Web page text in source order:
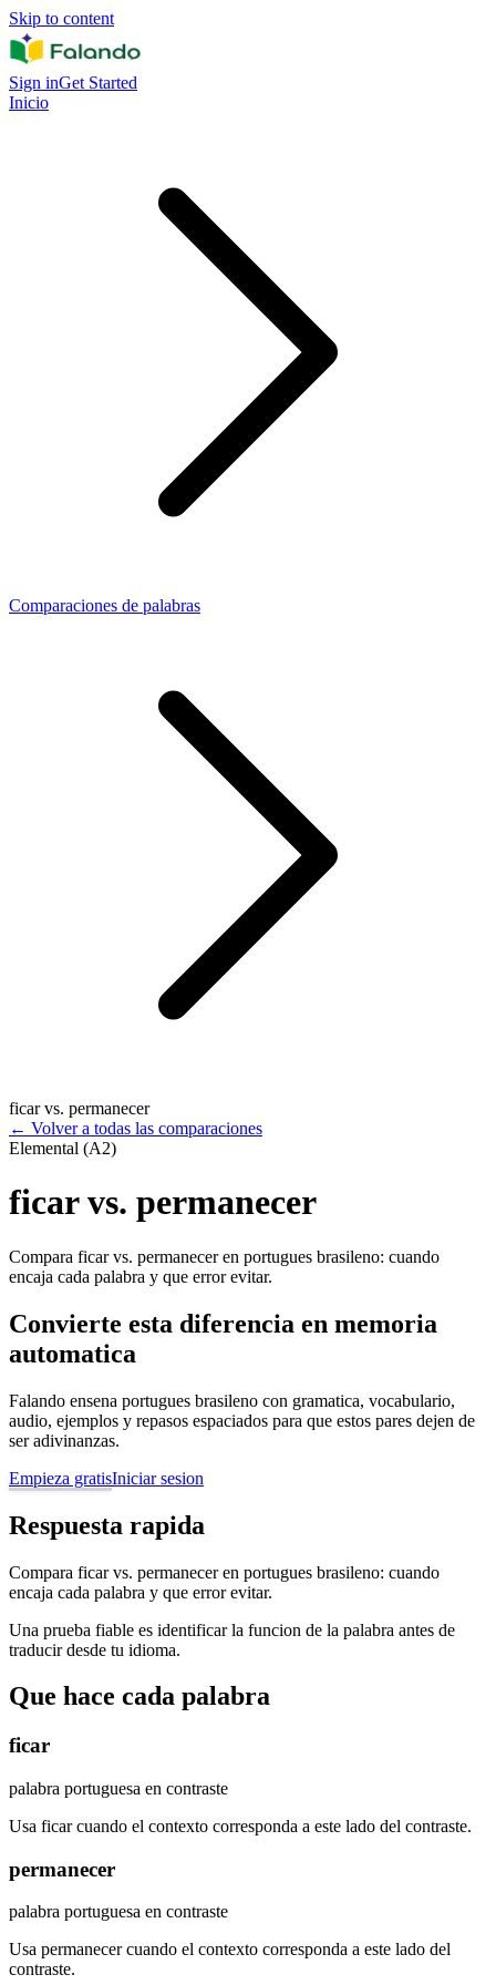
Skip to content
Sign inGet Started
Inicio
Comparaciones de palabras
ficar vs. permanecer
← Volver a todas las comparaciones
Elemental (A2)
ficar vs. permanecer
Compara ficar vs. permanecer en portugues brasileno: cuando
encaja cada palabra y que error evitar.
Convierte esta diferencia en memoria
automatica
Falando ensena portugues brasileno con gramatica, vocabulario,
audio, ejemplos y repasos espaciados para que estos pares dejen de
ser adivinanzas.
Empieza gratisIniciar sesion
Respuesta rapida
Compara ficar vs. permanecer en portugues brasileno: cuando
encaja cada palabra y que error evitar.
Una prueba fiable es identificar la funcion de la palabra antes de
traducir desde tu idioma.
Que hace cada palabra
ficar
palabra portuguesa en contraste
Usa ficar cuando el contexto corresponda a este lado del contraste.
permanecer
palabra portuguesa en contraste
Usa permanecer cuando el contexto corresponda a este lado del
contraste.